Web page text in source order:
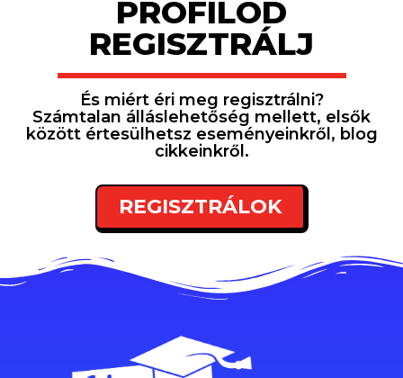
PROFILOD
REGISZTRÁLJ
És miért éri meg regisztrálni?
Számtalan álláslehetőség mellett, elsők
között értesülhetsz eseményeinkről, blog
cikkeinkről.
REGISZTRÁLOK